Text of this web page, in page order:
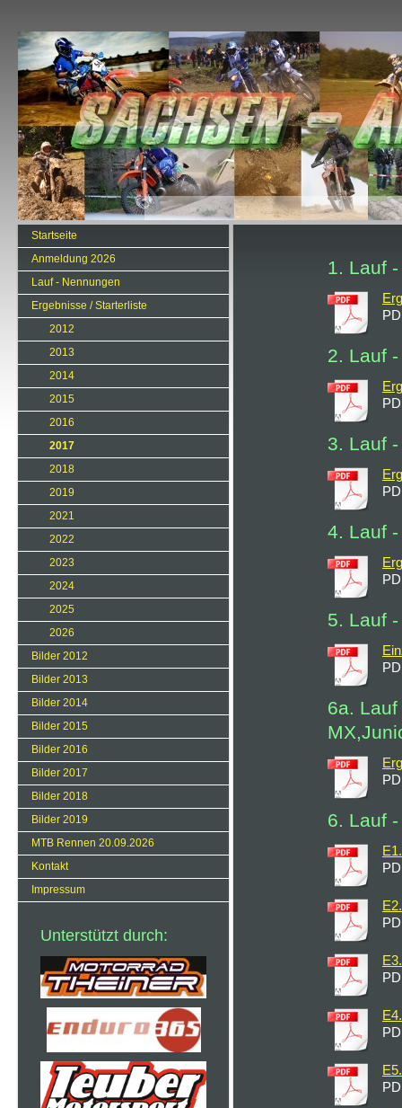
Startseite
Anmeldung 2026
Lauf - Nennungen
Ergebnisse / Starterliste
2012
2013
2014
2015
2016
2017
2018
2019
2021
2022
2023
2024
2025
2026
Bilder 2012
Bilder 2013
Bilder 2014
Bilder 2015
Bilder 2016
Bilder 2017
Bilder 2018
Bilder 2019
MTB Rennen 20.09.2026
Kontakt
Impressum
Unterstützt durch:
1. Lauf
2. Lauf
3. Lauf
4. Lauf
5. Lauf
6a.
6. Lauf